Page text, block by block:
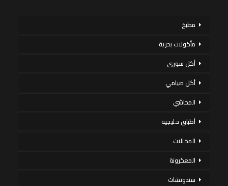
مطبخ
مأكولات بحرية
أكل سورى
أكل صيامي
المحاشي
أطباق خليجية
المخللات
المعكرونة
سندوتشات